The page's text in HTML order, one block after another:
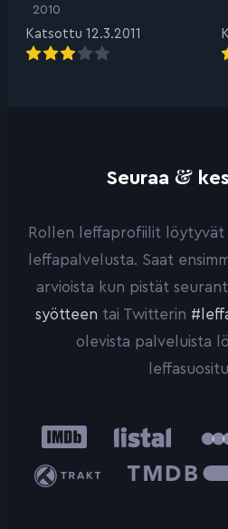
2010
Katsottu 12.3.2011
Seuraa &
Rollen leffaprofiilit löytyvät
leffapalvelusta. Saat
arvioista kun pistät
syötteen tai Twitterin
olevista palveluista
IMDb Listal
Trakt